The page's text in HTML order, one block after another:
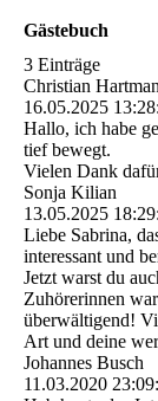
Gästebuch
3 Einträge
Christian
16.05.2025
Hallo, ich habe
tief bewegt.
Vielen Dank
Sonja Kilian
13.05.2025
Liebe Sabrina,
interessant und
Jetzt warst du
Zuhörerinnen
überwältigend!
Art und deine
Johannes Busch
11.03.2020